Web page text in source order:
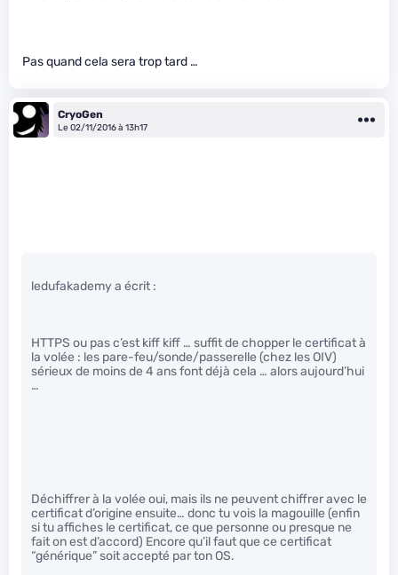
Pas quand cela sera trop tard …
CryoGen
Le 02/11/2016 à 13h17
ledufakademy a écrit :
HTTPS ou pas c’est kiff kiff … suffit de chopper le certificat à
la volée : les pare-feu/sonde/passerelle (chez les OIV)
sérieux de moins de 4 ans font déjà cela … alors aujourd’hui
…
Déchiffrer à la volée oui, mais ils ne peuvent chiffrer avec le
certificat d’origine ensuite… donc tu vois la magouille (enfin
si tu affiches le certificat, ce que personne ou presque ne
fait on est d’accord) Encore qu’il faut que ce certificat
“générique” soit accepté par ton OS.